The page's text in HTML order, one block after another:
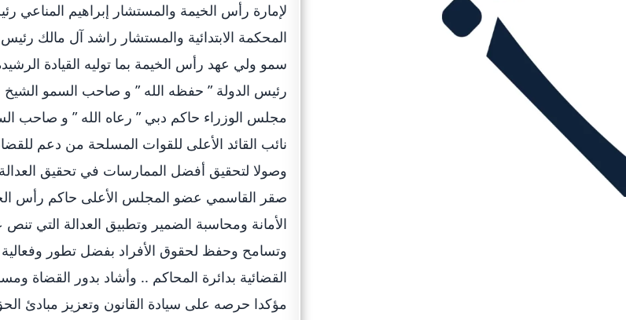
لإمارة رأس الخيمة والمستشار إبراهيم
المحكمة الابتدائية والمستشار راشد آل مالك
سمو ولي عهد رأس الخيمة بما توليه القيادة
رئيس الدولة ” حفظه الله ” و صاحب السمو
مجلس الوزراء حاكم دبي ” رعاه الله ” و صاحب
نائب القائد الأعلى للقوات المسلحة من دعم
وصولا لتحقيق أفضل الممارسات في تحقيق
صقر القاسمي عضو المجلس الأعلى حاكم رأس
الأمانة ومحاسبة الضمير وتطبيق العدالة التي تنص
وتسامح وحفظ لحقوق الأفراد بفضل تطور
القضائية بدائرة المحاكم .. وأشاد بدور القضاة
مؤكدا حرصه على سيادة القانون وتعزيز مبادئ